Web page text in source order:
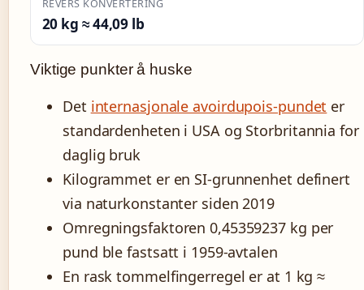
REVERS KONVERTERING
20 kg ≈ 44,09 lb
Viktige punkter å huske
Det internasjonale avoirdupois-pundet er
standardenheten i USA og Storbritannia for
daglig bruk
Kilogrammet er en SI-grunnenhet definert
via naturkonstanter siden 2019
Omregningsfaktoren 0,45359237 kg per
pund ble fastsatt i 1959-avtalen
En rask tommelfingerregel er at 1 kg ≈